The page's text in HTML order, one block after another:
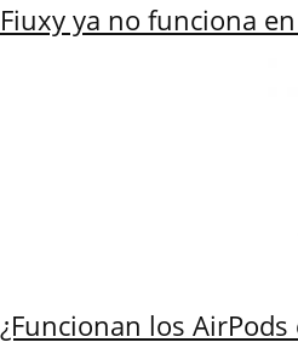
Fiuxy ya no funciona
¿Funcionan los